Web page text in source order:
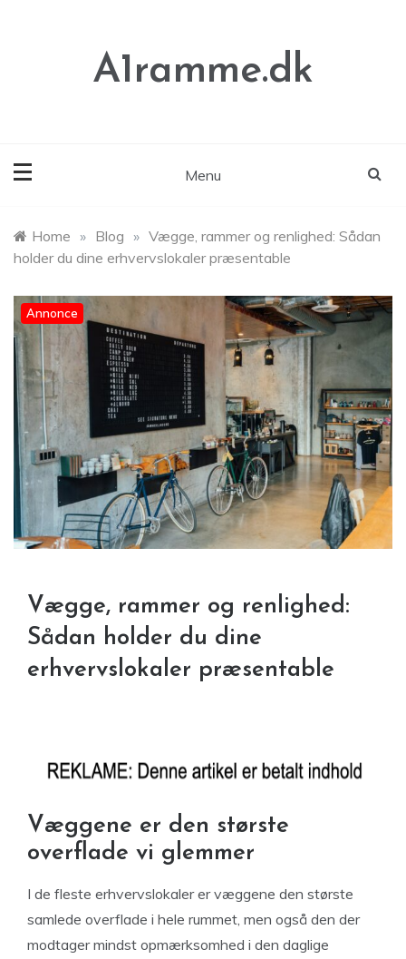
A1ramme.dk
Menu
Home » Blog » Vægge, rammer og renlighed: Sådan
holder du dine erhvervslokaler præsentable
Annonce
Vægge, rammer og renlighed:
Sådan holder du dine
erhvervslokaler præsentable
Væggene er den største
overflade vi glemmer
I de fleste erhvervslokaler er væggene den største
samlede overflade i hele rummet, men også den der
modtager mindst opmærksomhed i den daglige